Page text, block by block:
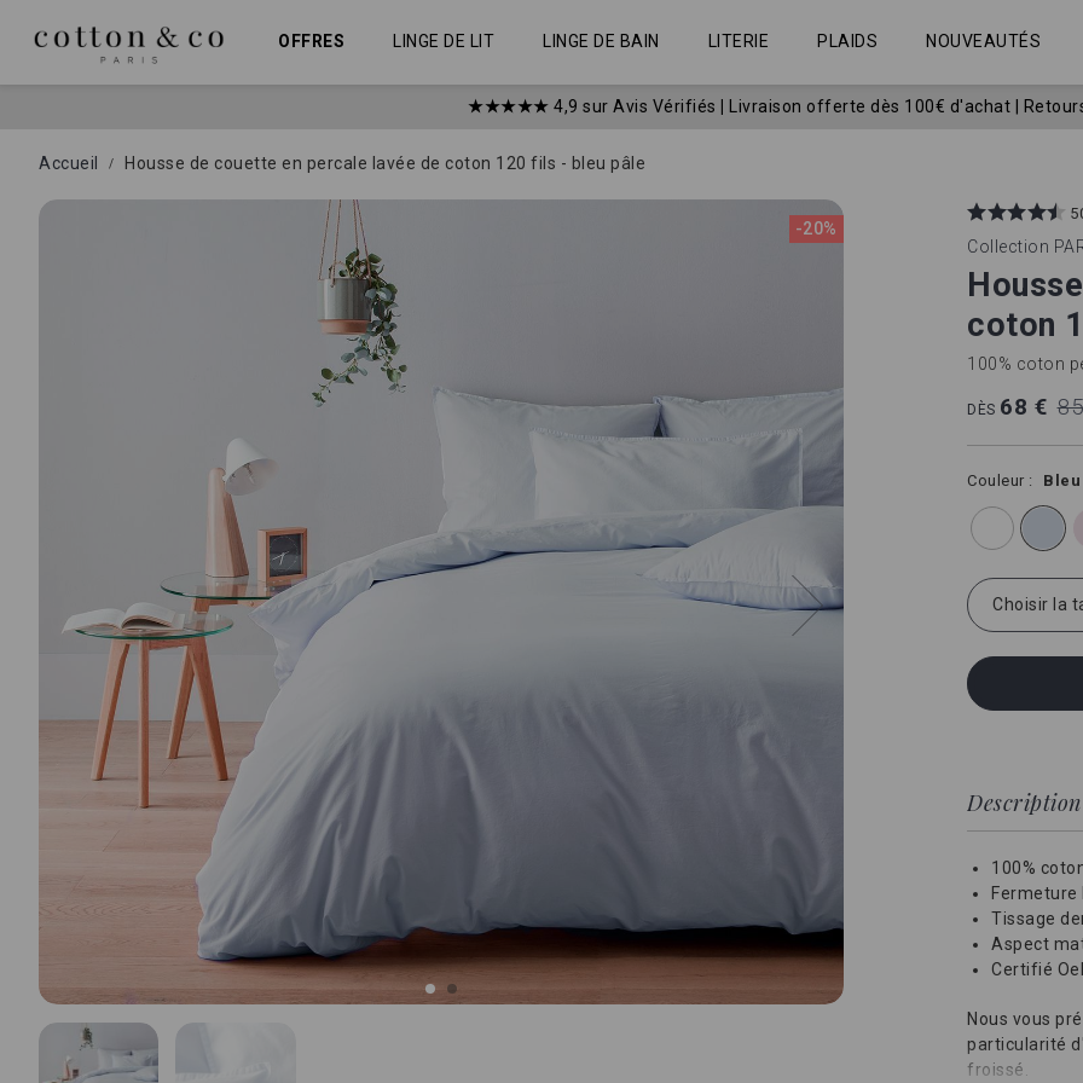
contenu
OFFRES LINGE DE LIT LINGE DE BAIN LITERIE PLAIDS NOUVEAUTÉS
★★★★★ 4,9 sur Avis Vérifiés Livraison offerte dès 100€ d'achat |
Accueil Housse de couette en percale lavée de coton 120 fils - bleu pâle
Collection
coton
100% coton
DÈS 68 €
Couleur
Choisir la
Description
100%
Tissage
Aspect
Certifié
Nous vous
particularité
froissé.
Skip
-20%